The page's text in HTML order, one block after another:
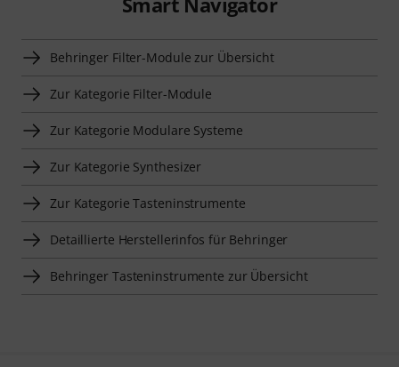
Behringer Filter-Module zur Übersicht
Zur Kategorie Filter-Module
Zur Kategorie Modulare Systeme
Zur Kategorie Synthesizer
Zur Kategorie Tasteninstrumente
Detaillierte Herstellerinfos für Behringer
Behringer Tasteninstrumente zur Übersicht